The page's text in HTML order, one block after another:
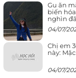
Gu ăn
biến
nghìn
04/07/
Chị em
này:
04/07/